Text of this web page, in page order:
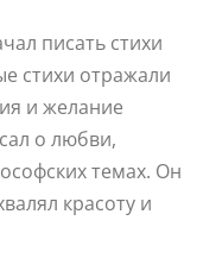
писать стихи
стихи отражали
и желание
о любви,
темах. Он
красоту и